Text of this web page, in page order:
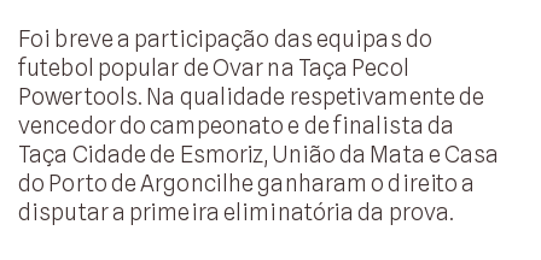
Foi breve a participação das equipas do
futebol popular de Ovar na Taça Pecol
Powertools. Na qualidade respetivamente de
vencedor do campeonato e de finalista da
Taça Cidade de Esmoriz, União da Mata e Casa
do Porto de Argoncilhe ganharam o direito a
disputar a primeira eliminatória da prova.